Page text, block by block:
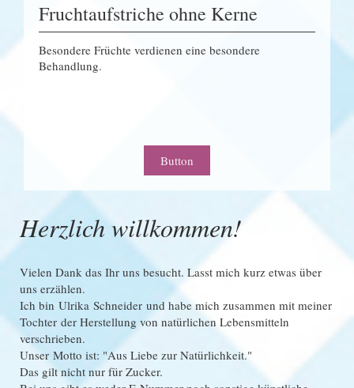
Fruchtaufstriche ohne Kerne
Besondere Früchte verdienen eine besondere
Behandlung.
Button
Herzlich willkommen!
Vielen Dank das Ihr uns besucht. Lasst mich kurz etwas über
uns erzählen.
Ich bin Ulrika Schneider und habe mich zusammen mit meiner
Tochter der Herstellung von natürlichen Lebensmitteln
verschrieben.
Unser Motto ist: "Aus Liebe zur Natürlichkeit."
Das gilt nicht nur für Zucker.